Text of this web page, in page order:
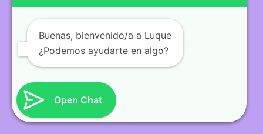
Buenas, bienvenido/a a Luque
¿Podemos ayudarte en algo?
Open Chat